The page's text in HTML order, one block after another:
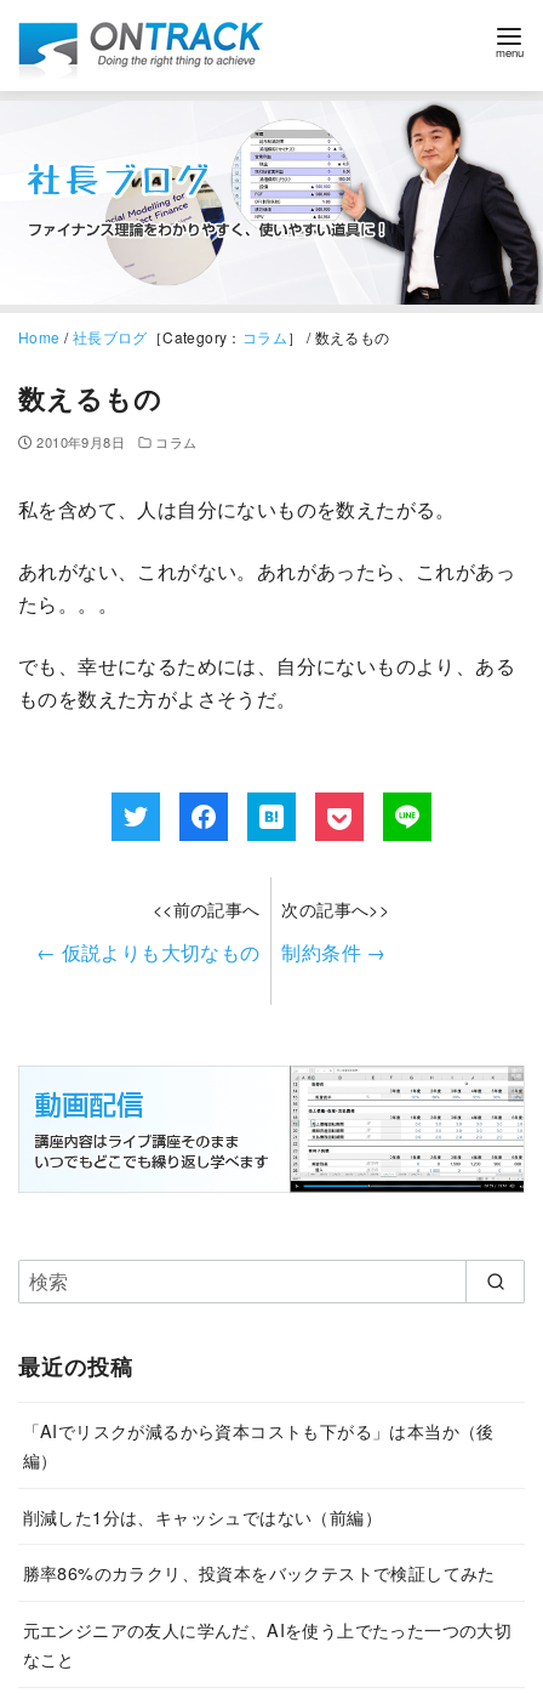
Home /社長ブログ ［Category： コラム］ / 数えるもの
数えるもの
2010年9月8日 コラム
私を含めて、人は自分にないものを数えたがる。
あれがない、これがない。あれがあったら、これがあっ
たら。。。
でも、幸せになるためには、自分にないものより、ある
ものを数えた方がよさそうだ。
<<前の記事へ
← 仮説よりも大切なもの
次の記事へ>>
制約条件 →
最近の投稿
「AIでリスクが減るから資本コストも下がる」は本当か（後
編）
削減した1分は、キャッシュではない（前編）
勝率86%のカラクリ、投資本をバックテストで検証してみた
元エンジニアの友人に学んだ、AIを使う上でたった一つの大切
なこと